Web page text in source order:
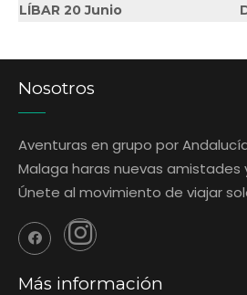
LÍBAR 20 Junio
Nosotros
Aventuras en grupo por
Malaga haras nuevas amistades
Únete al movimiento de viajar
Más información